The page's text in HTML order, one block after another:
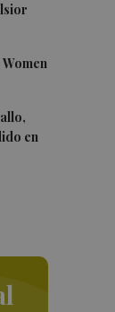
en